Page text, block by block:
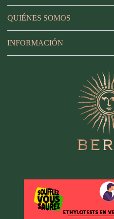
Les produits autorisés pour la
produits chimiques d’origine
paraffine et les composés
bordelaise et le
Un vin blanc bio peut
Quels sont les cépages
Côtes de
Le Rolle : cépage blanc
chauds aux sols secs et
gras, bien équilibrés, qui
restent très
Le Sémillon : cépage
QUIÉNES SOMOS
INFORMACIÓN